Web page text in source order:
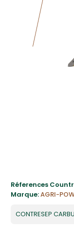
Réferences
Marque:AGRI-
CONTRESEP